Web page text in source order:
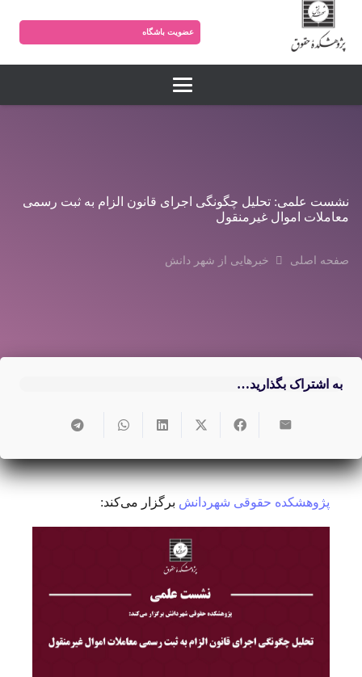
عضویت باشگاه
نشست علمی: تحلیل چگونگی اجرای قانون الزام به ثبت رسمی
معاملات اموال غیرمنقول
صفحه اصلی خبرهایی از شهر دانش
به اشتراک بگذارید…
پژوهشکده حقوقی شهردانش برگزار می‌کند: